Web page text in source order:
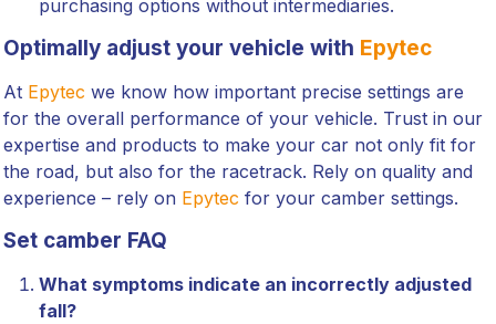
purchasing options without intermediaries.
Optimally adjust your vehicle with Epytec
At Epytec we know how important precise settings are
for the overall performance of your vehicle. Trust in our
expertise and products to make your car not only fit for
the road, but also for the racetrack. Rely on quality and
experience – rely on Epytec for your camber settings.
Set camber FAQ
What symptoms indicate an incorrectly adjusted
fall?